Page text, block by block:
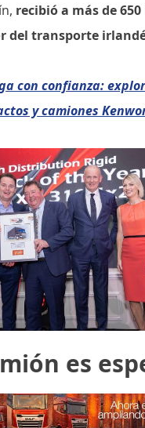
recibió a más de
del transporte
con confianza:
y camiones
es